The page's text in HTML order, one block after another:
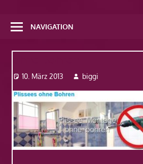
weitere
Website
NAVIGATION
10. März 2013 biggi